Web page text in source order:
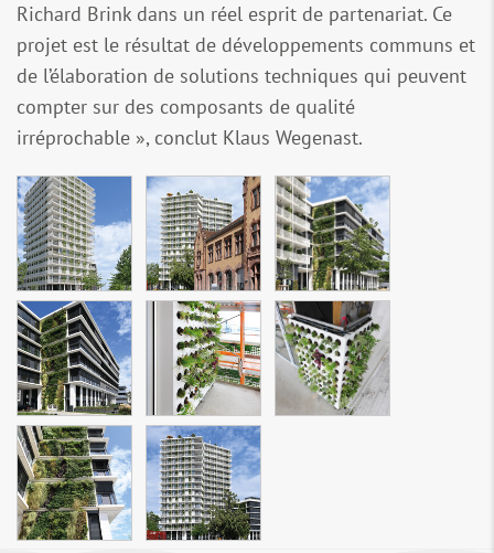
Richard Brink dans un réel esprit de partenariat. Ce
projet est le résultat de développements communs et
de l’élaboration de solutions techniques qui peuvent
compter sur des composants de qualité
irréprochable », conclut Klaus Wegenast.